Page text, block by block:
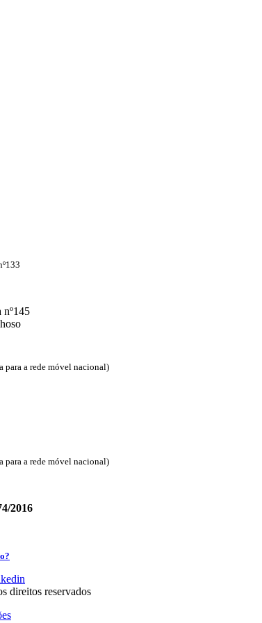
nº145
para a rede móvel nacional)
para a rede móvel nacional)
2016
direitos reservados